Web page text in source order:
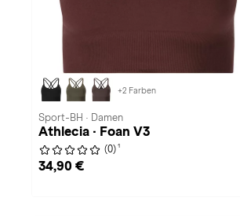
+2 Farben
Sport-BH · Damen
Athlecia · Foan V3
(0) 1
34,90 €